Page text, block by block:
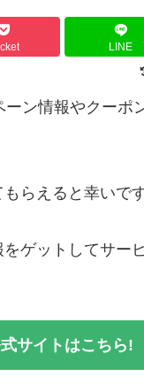
LINE
ン情報やクーポ
らえると幸いです
ゲットしてサー
サイトはこちら!